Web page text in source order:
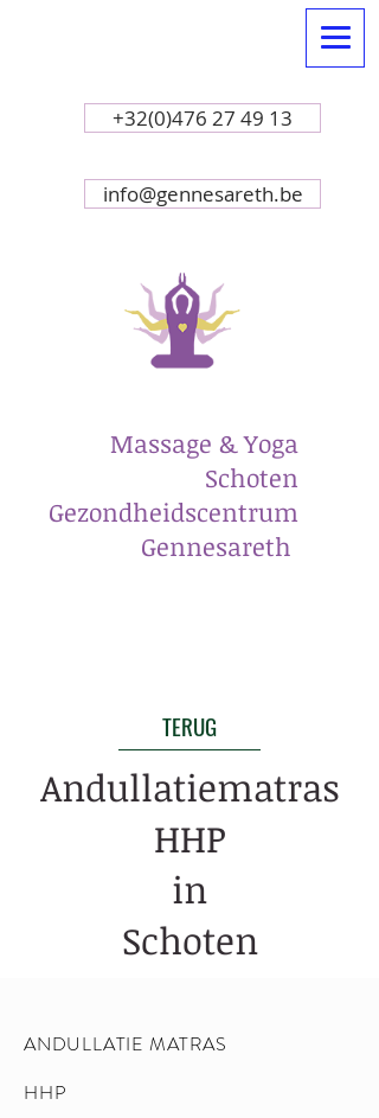
Massage & Yoga
Schoten
Gezondheidscentrum
​Gennesareth
+32(0)476 27 49 13
info@gennesareth.be
TERUG
Andullatiematras
HHP
in
Schoten
ANDULLATIE MATRAS
HHP